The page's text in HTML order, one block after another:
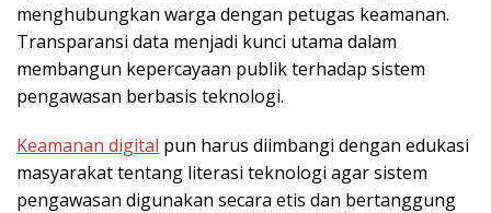
menghubungkan warga dengan petugas keamanan.
Transparansi data menjadi kunci utama dalam
membangun kepercayaan publik terhadap sistem
pengawasan berbasis teknologi.
Keamanan digital pun harus diimbangi dengan edukasi
masyarakat tentang literasi teknologi agar sistem
pengawasan digunakan secara etis dan bertanggung